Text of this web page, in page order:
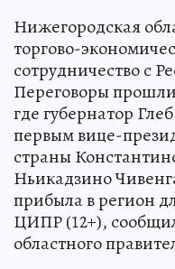
Нижегородская
торгово-
сотрудничество с
Переговоры
где губернатор
первым вице-
страны
Ньикадзино
прибыла в регион
ЦИПР (12+),
областного